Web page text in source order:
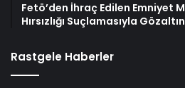
Fetö’den İhraç Edilen Emniyet
Hırsızlığı Suçlamasıyla
Rastgele Haberler